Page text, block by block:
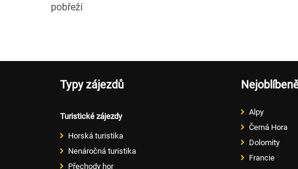
pobřeží
Typy zájezdů
Turistické zájezdy
Horská turistika
Nenáročná turistika
Přechody hor
Alpy
Černá Hora
Dolomity
Francie